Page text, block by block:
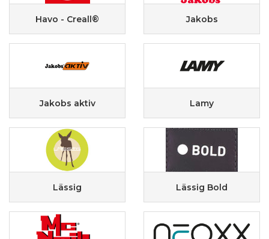
Havo - Creall® Jakobs
Jakobs aktiv Lamy
Lässig Lässig Bold